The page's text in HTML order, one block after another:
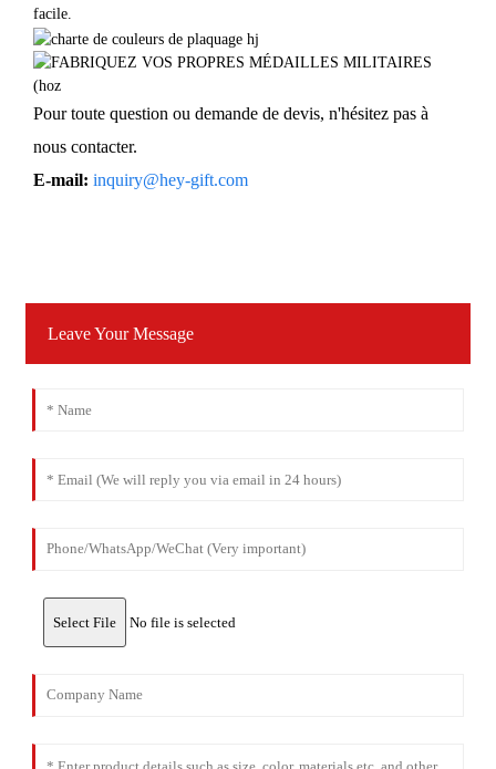
Pour toute question ou demande de devis, n'hésitez pas à
nous contacter.
E-mail: inquiry@hey-gift.com
Leave Your Message
Select File No file is selected